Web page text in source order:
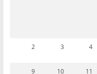
2 3 4
9 10 11